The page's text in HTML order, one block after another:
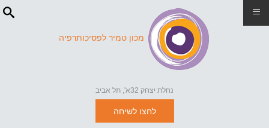
מכון טמיר לפסיכותרפיה
נחלת יצחק 32א', תל אביב
לחצו לשיחה
≡